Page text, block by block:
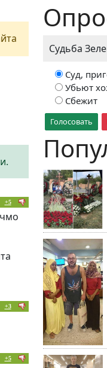
Судьба
Суд,
Убьют
Сбежит
Голосовать
+5
+3
+5